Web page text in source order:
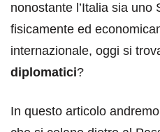
nonostante l’Italia sia uno
fisicamente ed
internazionale, oggi si
diplomatici?
In questo articolo